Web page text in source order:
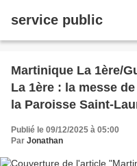
service public
Martinique La 1ère/
La 1ère : la messe
la Paroisse Saint-
Publié le 09/12/2025 à 05:00
Par Jonathan